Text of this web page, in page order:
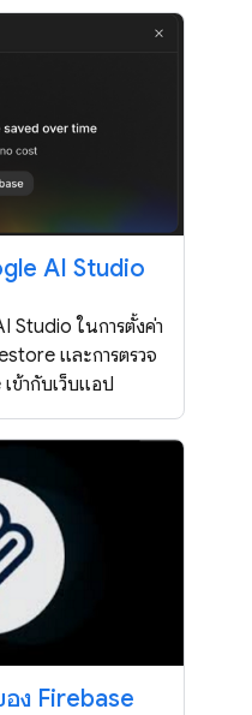
AI Studio
Studio ในการตั้งค่า
และการตรวจ
ข้ากับเว็บแอป
อง Firebase